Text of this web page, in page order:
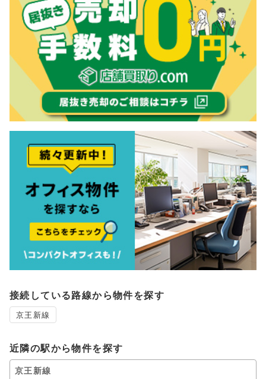
接続している路線から物件を探す
京王新線
近隣の駅から物件を探す
京王新線